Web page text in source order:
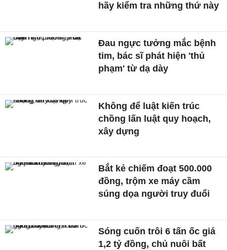
hãy kiểm tra những thứ này
Đau ngực tưởng mắc bệnh
tim, bác sĩ phát hiện 'thủ
phạm' từ dạ dày
Không để luật kiến trúc
chồng lấn luật quy hoạch,
xây dựng
Bắt kẻ chiếm đoạt 500.000
đồng, trộm xe máy cầm
súng dọa người truy đuổi
Sóng cuốn trôi 6 tấn ốc giá
1,2 tỷ đồng, chủ nuôi bất